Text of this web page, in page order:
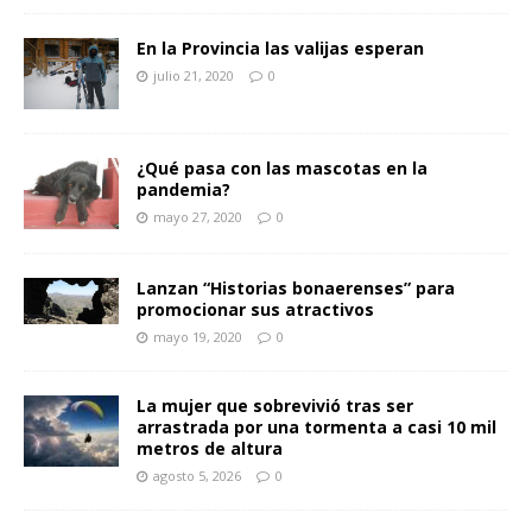
En la Provincia las valijas esperan
julio 21, 2020 0
¿Qué pasa con las mascotas en la
pandemia?
mayo 27, 2020 0
Lanzan “Historias bonaerenses” para
promocionar sus atractivos
mayo 19, 2020 0
La mujer que sobrevivió tras ser
arrastrada por una tormenta a casi 10 mil
metros de altura
agosto 5, 2026 0